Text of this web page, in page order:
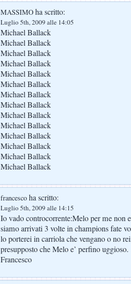
MASSIMO ha scritto:
Luglio 5th, 2009 alle 14:05
Michael Ballack
Michael Ballack
Michael Ballack
Michael Ballack
Michael Ballack
Michael Ballack
Michael Ballack
Michael Ballack
Michael Ballack
Michael Ballack
Michael Ballack
Michael Ballack
Michael Ballack
Michael Ballack
francesco ha scritto:
Luglio 5th, 2009 alle 14:15
Io vado controcorrente:Melo per me non
siamo arrivati 3 volte in champions fate
lo porterei in carriola che vengano o no
presupposto che Melo e’ perfino uggioso.
Francesco